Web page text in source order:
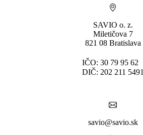
SAVIO o. z.
Miletičova 7
821 08 Bratislava
IČO: 30 79 95 62
DIČ: 202 211 5491
savio@savio.sk